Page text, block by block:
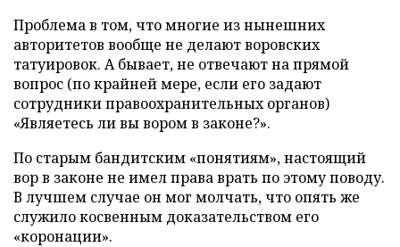
Проблема в том, что многие из нынешних
авторитетов вообще не делают воровских
татуировок. А бывает, не отвечают на прямой
вопрос (по крайней мере, если его задают
сотрудники правоохранительных органов)
«Являетесь ли вы вором в законе?».
По старым бандитским «понятиям», настоящий
вор в законе не имел права врать по этому поводу.
В лучшем случае он мог молчать, что опять же
служило косвенным доказательством его
«коронации».